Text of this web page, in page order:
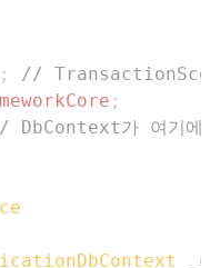
;
//
;
DbContext가 여기에